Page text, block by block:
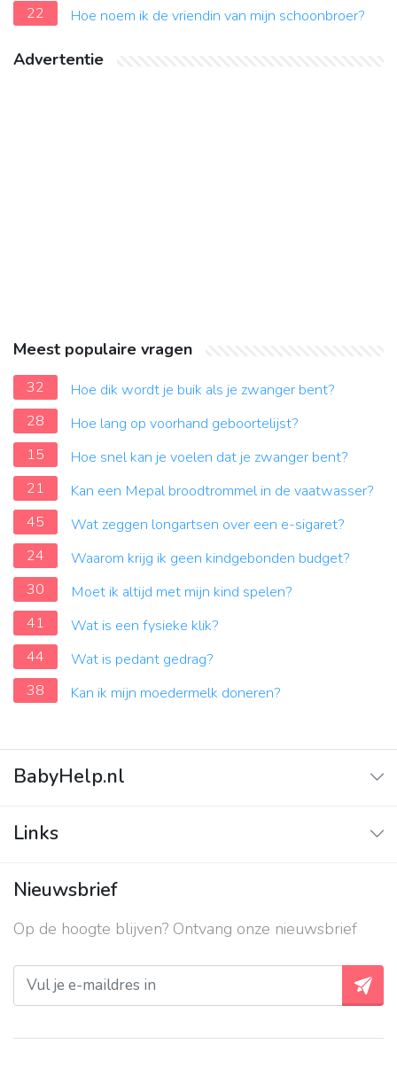
22
Hoe noem ik de vriendin van mijn schoonbroer?
Advertentie
Meest populaire vragen
32
Hoe dik wordt je buik als je zwanger bent?
28
Hoe lang op voorhand geboortelijst?
15
Hoe snel kan je voelen dat je zwanger bent?
21
Kan een Mepal broodtrommel in de vaatwasser?
45
Wat zeggen longartsen over een e-sigaret?
24
Waarom krijg ik geen kindgebonden budget?
30
Moet ik altijd met mijn kind spelen?
41
Wat is een fysieke klik?
44
Wat is pedant gedrag?
38
Kan ik mijn moedermelk doneren?
BabyHelp.nl
Vraag & Antwoord
Links
Contact
Over ons
Privacy beleid
Nieuwsbrief
Op de hoogte blijven? Ontvang onze nieuwsbrief